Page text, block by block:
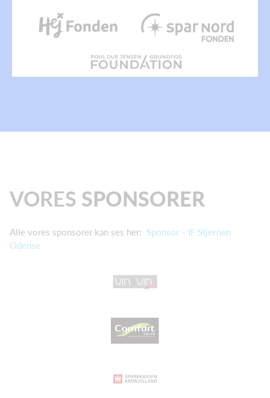
VORES SPONSORER
Alle vores sponsorer kan ses her: Sponsor - IF Stjernen
Odense